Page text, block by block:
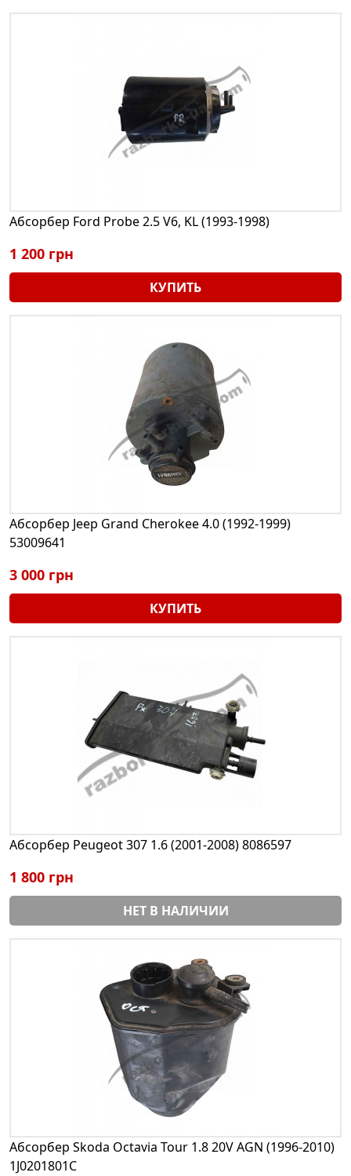
Абсорбер Ford Probe 2.5 V6, KL (1993-1998)
1 200 грн
КУПИТЬ
Абсорбер Jeep Grand Cherokee 4.0 (1992-1999)
53009641
3 000 грн
КУПИТЬ
Абсорбер Peugeot 307 1.6 (2001-2008) 8086597
1 800 грн
НЕТ В НАЛИЧИИ
Абсорбер Skoda Octavia Tour 1.8 20V AGN (1996-2010)
1J0201801C